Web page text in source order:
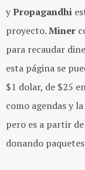
yPropagandhi
proyecto.Miner
para recaudar
esta página se
$1 dolar, de $25
como agendas y
pero es a partir
donando